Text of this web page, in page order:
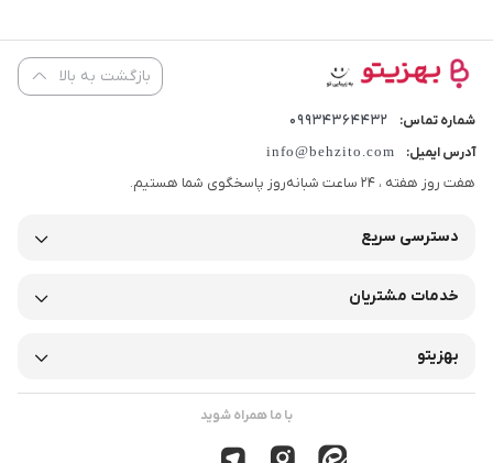
بازگشت به بالا
شماره تماس: 09934364432
آدرس ایمیل: info@behzito.com
هفت روز هفته ، 24 ساعت شبانه‌روز پاسخگوی شما هستیم.
دسترسی سریع
خدمات مشتریان
بهزیتو
با ما همراه شوید